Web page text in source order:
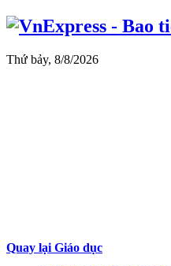
Thứ bảy, 8/8/2026
Quay lại Giáo dục